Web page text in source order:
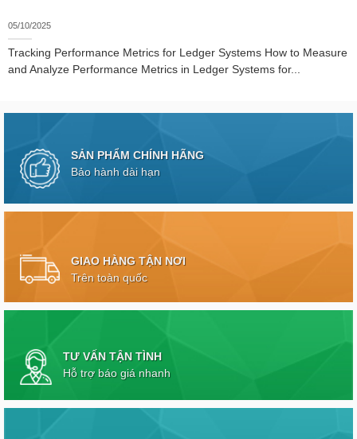
05/10/2025
Tracking Performance Metrics for Ledger Systems How to Measure
and Analyze Performance Metrics in Ledger Systems for...
SẢN PHẨM CHÍNH HÃNG
Bảo hành dài hạn
GIAO HÀNG TẬN NƠI
Trên toàn quốc
TƯ VẤN TẬN TÌNH
Hỗ trợ báo giá nhanh